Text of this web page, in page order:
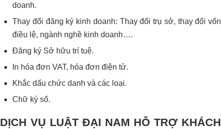
doanh.
Thay đổi đăng ký kinh doanh: Thay đổi trụ sở, thay đổi vốn
điều lệ, ngành nghề kinh doanh….
Đăng ký Sở hữu trí tuệ.
In hóa đơn VAT, hóa đơn điện tử.
Khắc dấu chức danh và các loại.
Chữ ký số.
DỊCH VỤ LUẬT ĐẠI NAM HỖ TRỢ KHÁCH